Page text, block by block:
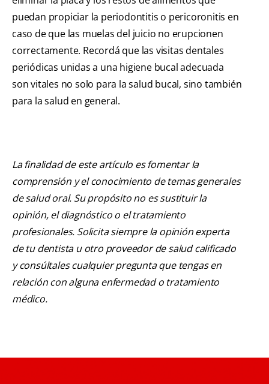
puedan propiciar la periodontitis o pericoronitis en
caso de que las muelas del juicio no erupcionen
correctamente. Recordá que las visitas dentales
periódicas unidas a una higiene bucal adecuada
son vitales no solo para la salud bucal, sino también
para la salud en general.
La finalidad de este artículo es fomentar la
comprensión y el conocimiento de temas generales
de salud oral. Su propósito no es sustituir la
opinión, el diagnóstico o el tratamiento
profesionales. Solicita siempre la opinión experta
de tu dentista u otro proveedor de salud calificado
y consúltales cualquier pregunta que tengas en
relación con alguna enfermedad o tratamiento
médico.